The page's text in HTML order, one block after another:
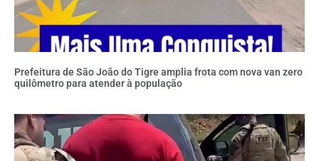
Prefeitura de São João do Tigre amplia frota com nova van zero
quilômetro para atender à população